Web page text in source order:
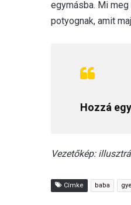
egymásba. Mi
potyognak, amit
Hozzá
Vezetőkép:
Címke baba